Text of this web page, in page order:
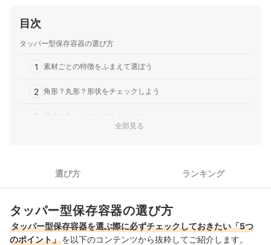
目次
タッパー型保存容器の選び方
1 素材ごとの特徴をふまえて選ぼう
2 角形？丸形？形状をチェックしよう
3 用途に合ったサイズをチョイス
カレー保存容器全8商品おすすめ人気ランキング
カレー保存容器の売れ筋ランキングもチェック！
全部見る
選び方 ランキング
タッパー型保存容器の選び方
タッパー型保存容器を選ぶ際に必ずチェックしておきたい「5つ
のポイント」を以下のコンテンツから抜粋してご紹介します。